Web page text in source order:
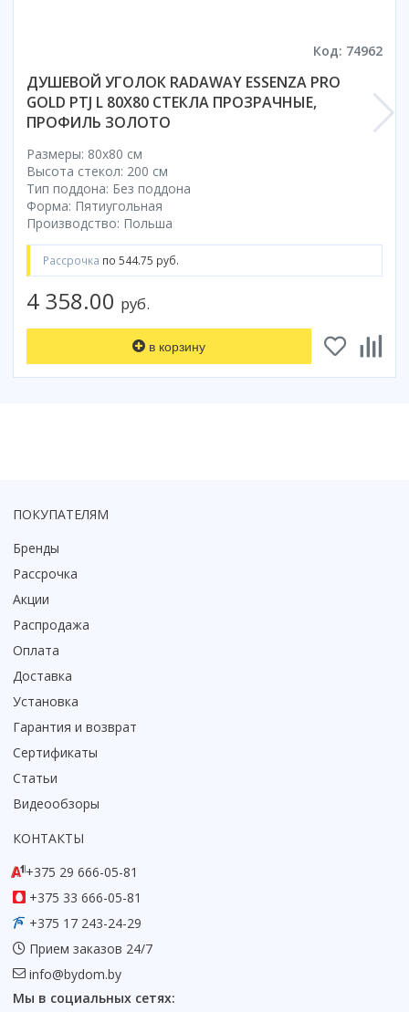
Код: 74962
ДУШЕВОЙ УГОЛОК RADAWAY ESSENZA PRO
GOLD PTJ L 80X80 СТЕКЛА ПРОЗРАЧНЫЕ,
ПРОФИЛЬ ЗОЛОТО
Размеры: 80x80 cм
Высота стекол: 200 см
Тип поддона: Без поддона
Форма: Пятиугольная
Производство: Польша
Рассрочка по 544.75 руб.
4 358.00 руб.
в корзину
ПОКУПАТЕЛЯМ
Бренды
Рассрочка
Акции
Распродажа
Оплата
Доставка
Установка
Гарантия и возврат
Сертификаты
Статьи
Видеообзоры
КОНТАКТЫ
+375 29 666-05-81
+375 33 666-05-81
+375 17 243-24-29
Прием заказов 24/7
info@bydom.by
Мы в социальных сетях: